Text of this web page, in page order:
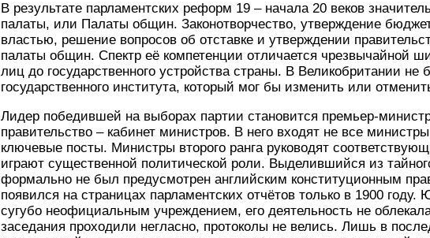
В результате парламентских реформ 19 – начала 20 веков
палаты, или Палаты общин. Законотворчество, утверждение
властью, решение вопросов об отставке и утверждении
палаты общин. Спектр её компетенции отличается чрезвычайной
лиц до государственного устройства страны. В Великобритании не
государственного института, который мог бы изменить или
Лидер победившей на выборах партии становится премьер-
правительство – кабинет министров. В него входят не все
ключевые посты. Министры второго ранга руководят
играют существенной политической роли. Выделившийся из
формально не был предусмотрен английским конституционным
появился на страницах парламентских отчётов только в 1900 году.
сугубо неофициальным учреждением, его деятельность не
заседания проходили негласно, протоколы не велись. Лишь в